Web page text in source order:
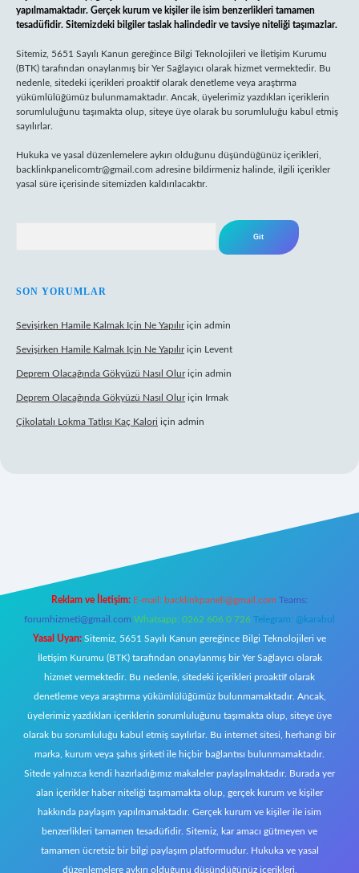
yapılmamaktadır. Gerçek kurum ve kişiler ile isim benzerlikleri tamamen
tesadüfidir. Sitemizdeki bilgiler taslak halindedir ve tavsiye niteliği taşımazlar.
Sitemiz, 5651 Sayılı Kanun gereğince Bilgi Teknolojileri ve İletişim Kurumu
(BTK) tarafından onaylanmış bir Yer Sağlayıcı olarak hizmet vermektedir. Bu
nedenle, sitedeki içerikleri proaktif olarak denetleme veya araştırma
yükümlülüğümüz bulunmamaktadır. Ancak, üyelerimiz yazdıkları içeriklerin
sorumluluğunu taşımakta olup, siteye üye olarak bu sorumluluğu kabul etmiş
sayılırlar.
Hukuka ve yasal düzenlemelere aykırı olduğunu düşündüğünüz içerikleri,
backlinkpanelicomtr@gmail.com adresine bildirmeniz halinde, ilgili içerikler
yasal süre içerisinde sitemizden kaldırılacaktır.
SON YORUMLAR
Sevişirken Hamile Kalmak Için Ne Yapılıriçin admin
Sevişirken Hamile Kalmak Için Ne Yapılıriçin Levent
Deprem Olacağında Gökyüzü Nasıl Oluriçin admin
Deprem Olacağında Gökyüzü Nasıl Oluriçin Irmak
Çikolatalı Lokma Tatlısı Kaç Kalori için admin
Reklam ve İletişim: E-mail: backlinkpaneli@gmail.com Teams:
forumhizmeti@gmail.com Whatsapp: 0262 606 0 726 Telegram: @karabul
Yasal Uyarı: Sitemiz, 5651 Sayılı Kanun gereğince Bilgi Teknolojileri ve
İletişim Kurumu (BTK) tarafından onaylanmış bir Yer Sağlayıcı olarak
hizmet vermektedir. Bu nedenle, sitedeki içerikleri proaktif olarak
denetleme veya araştırma yükümlülüğümüz bulunmamaktadır. Ancak,
üyelerimiz yazdıkları içeriklerin sorumluluğunu taşımakta olup, siteye üye
olarak bu sorumluluğu kabul etmiş sayılırlar. Bu internet sitesi, herhangi bir
marka, kurum veya şahıs şirketi ile hiçbir bağlantısı bulunmamaktadır.
Sitede yalnızca kendi hazırladığımız makaleler paylaşılmaktadır. Burada yer
alan içerikler haber niteliği taşımamakta olup, gerçek kurum ve kişiler
hakkında paylaşım yapılmamaktadır. Gerçek kurum ve kişiler ile isim
benzerlikleri tamamen tesadüfidir. Sitemiz, kar amacı gütmeyen ve
tamamen ücretsiz bir bilgi paylaşım platformudur. Hukuka ve yasal
düzenlemelere aykırı olduğunu düşündüğünüz içerikleri,